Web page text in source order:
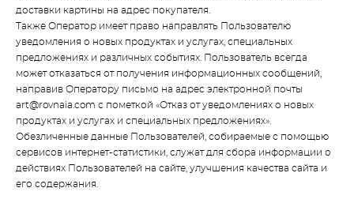
доставки картины на адрес покупателя.
Также Оператор имеет право направлять Пользователю
уведомления о новых продуктах и услугах, специальных
предложениях и различных событиях. Пользователь всегда
может отказаться от получения информационных сообщений,
направив Оператору письмо на адрес электронной почты
art@rovnaia.com с пометкой «Отказ от уведомлениях о новых
продуктах и услугах и специальных предложениях».
Обезличенные данные Пользователей, собираемые с помощью
сервисов интернет-статистики, служат для сбора информации о
действиях Пользователей на сайте, улучшения качества сайта и
его содержания.